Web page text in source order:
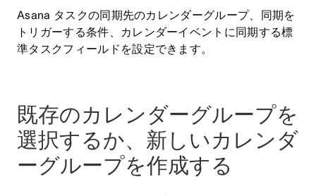
Asana タスクの同期先のカレンダーグループ、同期を
トリガーする条件、カレンダーイベントに同期する標
準タスクフィールドを設定できます。
既存のカレンダーグループを
選択するか、新しいカレンダ
ーグループを作成する